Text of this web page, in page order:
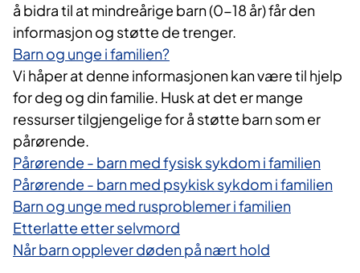
å bidra til at mindreårige barn (0-18 år) får den
informasjon og støtte de trenger.
Barn og unge i familien?
Vi håper at denne informasjonen kan være til hjelp
for deg og din familie. Husk at det er mange
ressurser tilgjengelige for å støtte barn som er
pårørende.
Pårørende - barn med fysisk sykdom i familien
Pårørende - barn med psykisk sykdom i familien
Barn og unge med rusproblemer i familien
Etterlatte etter selvmord
Når barn opplever døden på nært hold